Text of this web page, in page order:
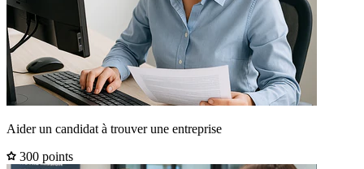
Aider un candidat à trouver une entreprise
300 points